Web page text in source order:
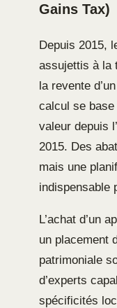
Gains Tax)
Depuis 2015,
assujettis à la
la revente
calcul se base
valeur depuis
2015. Des
mais une
indispensable
L’achat d’un
un placement
patrimoniale
d’experts
spécificités